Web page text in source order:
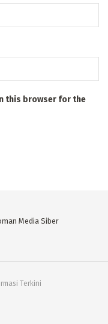
this browser for the
Media Siber
Terkini